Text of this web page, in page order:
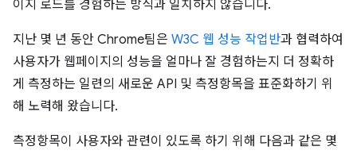
이지 로드를 경험하는 방식과 일치하지 않습니다.
지난 몇 년 동안 Chrome팀은 W3C 웹 성능 작업반과 협력하여
사용자가 웹페이지의 성능을 얼마나 잘 경험하는지 더 정확하
게 측정하는 일련의 새로운 API 및 측정항목을 표준화하기 위
해 노력해 왔습니다.
측정항목이 사용자와 관련이 있도록 하기 위해 다음과 같은 몇